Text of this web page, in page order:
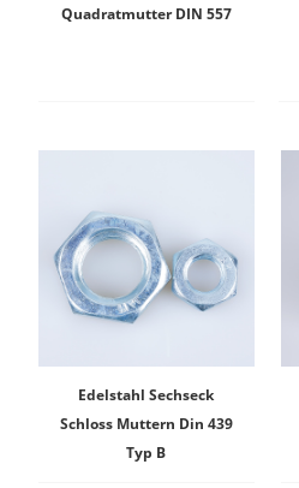
Quadratmutter DIN 557
Edelstahl Sechseck
Schloss Muttern Din 439
Typ B